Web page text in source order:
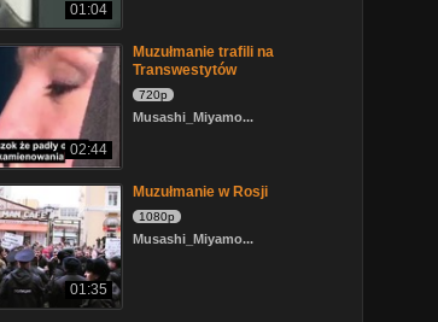
01:04
02:44
Muzułmanie trafili na
Transwestytów
720p
Musashi_Miyamo...
01:35
Muzułmanie w Rosji
1080p
Musashi_Miyamo...